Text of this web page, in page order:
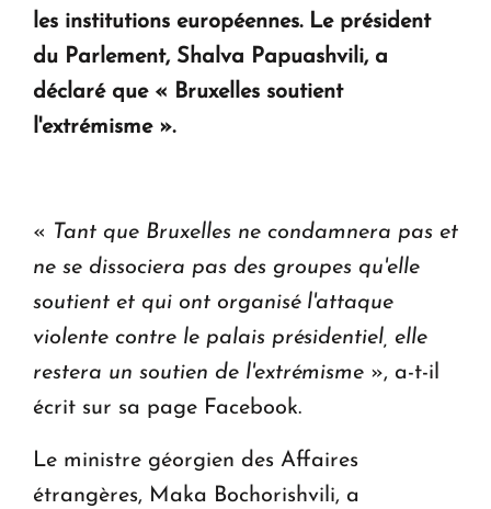
Le premier hôtel Hyatt Regency d'Arménie
ouvrira ses portes à Dilijan
les institutions européennes. Le président
du Parlement, Shalva Papuashvili, a
déclaré que « Bruxelles soutient
l'extrémisme ».
« Tant que Bruxelles ne condamnera pas et
ne se dissociera pas des groupes qu'elle
soutient et qui ont organisé l'attaque
violente contre le palais présidentiel, elle
restera un soutien de l'extrémisme », a-t-il
écrit sur sa page Facebook.
Le ministre géorgien des Affaires
étrangères, Maka Bochorishvili, a